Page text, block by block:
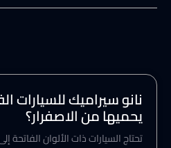
نانو سيراميك للسيارات
يحميها من الاصفرار؟
تحتاج السيارات ذات الألوان الفاتحة